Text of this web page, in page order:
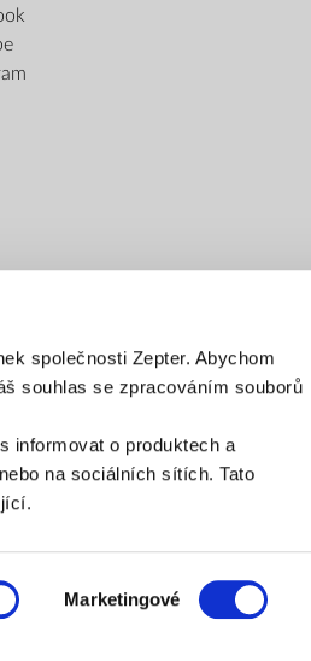
společnosti Zepter. Abychom
souhlas se zpracováním souborů
informovat o produktech a
na sociálních sítích. Tato
Marketingové
Platba na dobírku